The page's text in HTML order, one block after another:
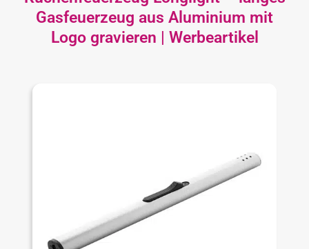
Gasfeuerzeug aus Aluminium mit
Logo gravieren | Werbeartikel